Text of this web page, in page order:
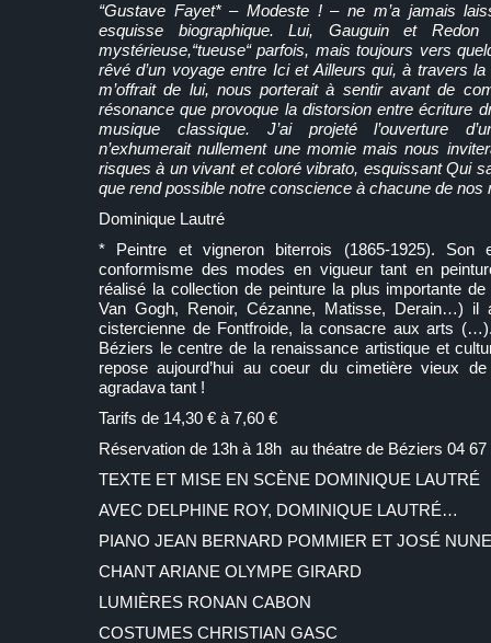
“Gustave Fayet* – Modeste ! – ne m’a jamais
esquisse biographique. Lui, Gauguin et
mystérieuse,“tueuse“ parfois, mais toujours vers
rêvé d’un voyage entre Ici et Ailleurs qui, à travers
m’offrait de lui, nous porterait à sentir avant de
résonance que provoque la distorsion entre écriture
musique classique. J’ai projeté l’ouverture
n’exhumerait nullement une momie mais nous
risques à un vivant et coloré vibrato, esquissant Qui
que rend possible notre conscience à chacune de nos
Dominique Lautré
* Peintre et vigneron biterrois (1865-1925). Son
conformisme des modes en vigueur tant en
réalisé la collection de peinture la plus importante
Van Gogh, Renoir, Cézanne, Matisse, Derain…) il
cistercienne de Fontfroide, la consacre aux arts
Béziers le centre de la renaissance artistique et
repose aujourd’hui au coeur du cimetière vieux
agradava tant !
Tarifs de 14,30 € à 7,60 €
Réservation de 13h à 18h au théatre de Béziers 04 67
TEXTE ET MISE EN SCÈNE DOMINIQUE LAUTRÉ
AVEC DELPHINE ROY, DOMINIQUE LAUTRÉ…
PIANO JEAN BERNARD POMMIER ET JOSÉ
CHANT ARIANE OLYMPE GIRARD
LUMIÈRES RONAN CABON
COSTUMES CHRISTIAN GASC